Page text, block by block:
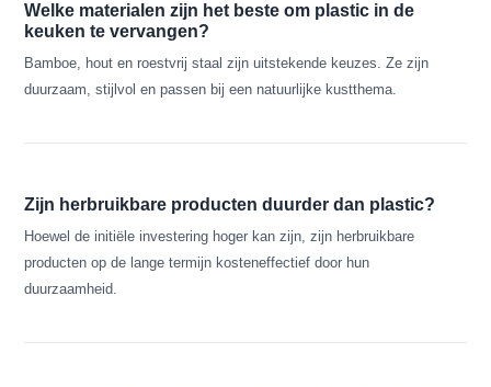
Welke materialen zijn het beste om plastic in de
keuken te vervangen?
Bamboe, hout en roestvrij staal zijn uitstekende keuzes. Ze zijn
duurzaam, stijlvol en passen bij een natuurlijke kustthema.
Zijn herbruikbare producten duurder dan plastic?
Hoewel de initiële investering hoger kan zijn, zijn herbruikbare
producten op de lange termijn kosteneffectief door hun
duurzaamheid.